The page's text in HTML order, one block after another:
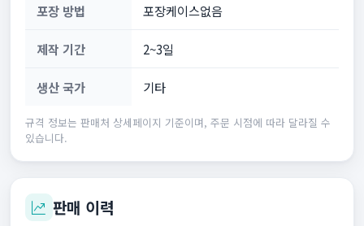
포장 방법 포장케이스없음
제작 기간 2~3일
생산 국가 기타
규격 정보는 판매처 상세페이지 기준이며, 주문 시점에 따라 달라질 수
있습니다.
판매 이력